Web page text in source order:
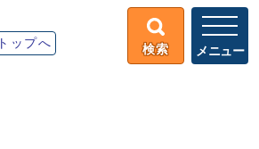
トップへ 検索 メニュー